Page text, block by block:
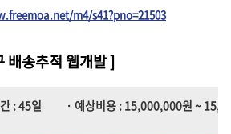
m4/s41?pno=21503
배송추적 웹개발]
: 45일
· 예상비용 : 15,000,000원 ~